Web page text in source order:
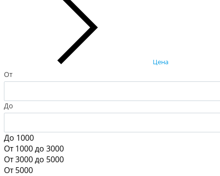
Цена
От
До
До 1000
От 1000 до 3000
От 3000 до 5000
От 5000